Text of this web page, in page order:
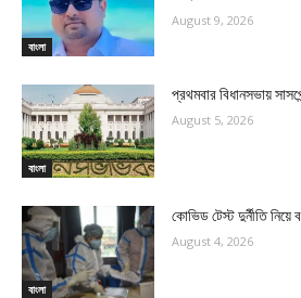
বাংলা
August 9, 2026
বাংলা
প্রথমবার বিধানসভায়
August 5, 2026
বাংলা
কোভিড টেস্ট দুর্নীতি
August 4, 2026